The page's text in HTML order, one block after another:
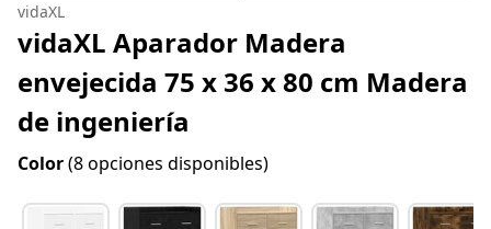
vidaXL
vidaXL Aparador Madera
envejecida 75 x 36 x 80 cm Madera
de ingeniería
Color(8 opciones disponibles)